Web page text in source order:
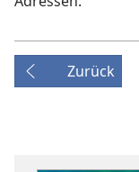
Zurück